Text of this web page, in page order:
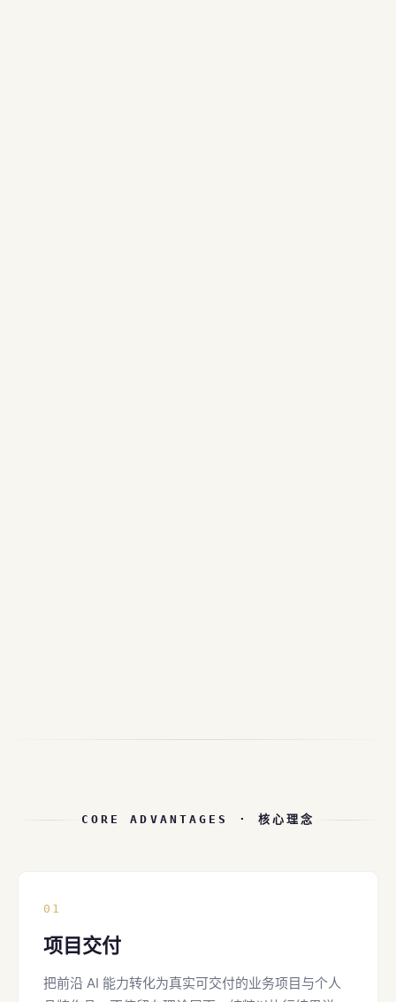
CORE ADVANTAGES · 核心理念
01
项目交付
把前沿 AI 能力转化为真实可交付的业务项目与个人